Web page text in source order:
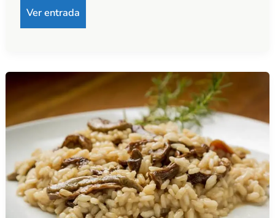
Ver entrada
Risotto
de
setas